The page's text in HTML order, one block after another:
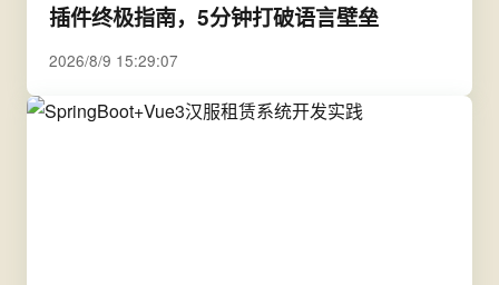
插件终极指南，5分钟打破语言壁垒
2026/8/9 15:29:07